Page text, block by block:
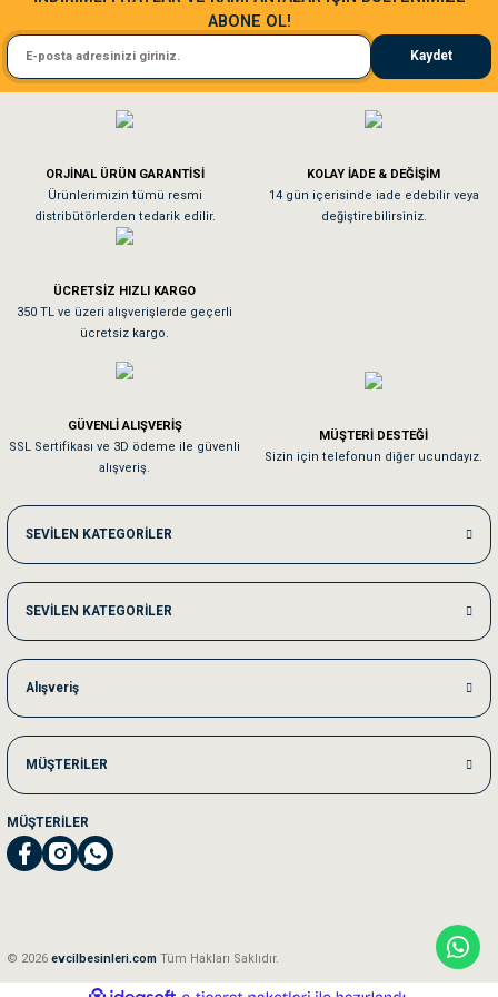
Gönder
Kedim taze mamaya bayıldı kargo fimrasın da bir sorun yaşadım ve arkadaşlar
El**** Ek******
Köpeğim bayıldı hediyeler için teşekkürler
As**** Tu******
Tavşanım kafesinin kalitesine ve paketlemesine bayıldım
Sa**** On******
Kedilerim beğeniyorlar. Memnunuz. Uygun fiyatta olması iyi.
Me***** Ya******
Akşam verdiğim sipariş bir sonraki gün elime ulaştı. Jack russell köpeğim
Ka***** Ar******
Ufak bir sorun harici sorun olmadı sağolsunlar onuda hemen çözdüler
ABONE OL!
Kaydet
ORJİNAL ÜRÜN GARANTİSİ
Ürünlerimizin tümü resmi
distribütörlerden tedarik edilir.
KOLAY İADE & DEĞİŞİM
14 gün içerisinde iade edebilir veya
değiştirebilirsiniz.
ÜCRETSİZ HIZLI KARGO
350 TL ve üzeri alışverişlerde geçerli
ücretsiz kargo.
GÜVENLİ ALIŞVERİŞ
SSL Sertifikası ve 3D ödeme ile güvenli
alışveriş.
MÜŞTERİ DESTEĞİ
Sizin için telefonun diğer ucundayız.
SEVİLEN KATEGORİLER
SEVİLEN KATEGORİLER
Alışveriş
MÜŞTERİLER
MÜŞTERİLER
© 2026 evcilbesinleri.com Tüm Hakları Saklıdır.